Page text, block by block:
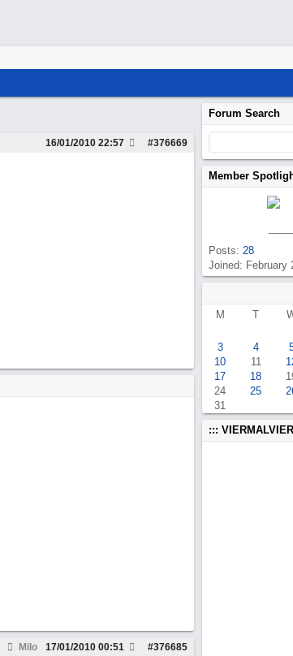
#376669
16/01/2010 22:57
Milo #376685
17/01/2010 00:51
Forum Search
Member
Posts: 28
Joined: February
M T
3 4
10
11
17
18
24
25
31
:::